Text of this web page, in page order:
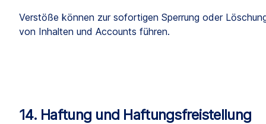
Verstöße können zur sofortigen Sperrung oder
von Inhalten und Accounts führen.
14. Haftung und Haftungsfreistellung